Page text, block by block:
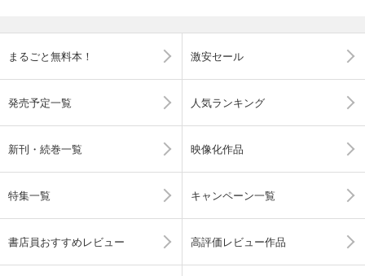
まるごと無料本！ 激安セール
発売予定一覧 人気ランキング
新刊・続巻一覧 映像化作品
特集一覧 キャンペーン一覧
書店員おすすめレビュー 高評価レビュー作品